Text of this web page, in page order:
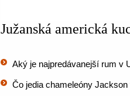
Južanská americká
Aký je najpredávanejší rum v
Čo jedia chameleóny